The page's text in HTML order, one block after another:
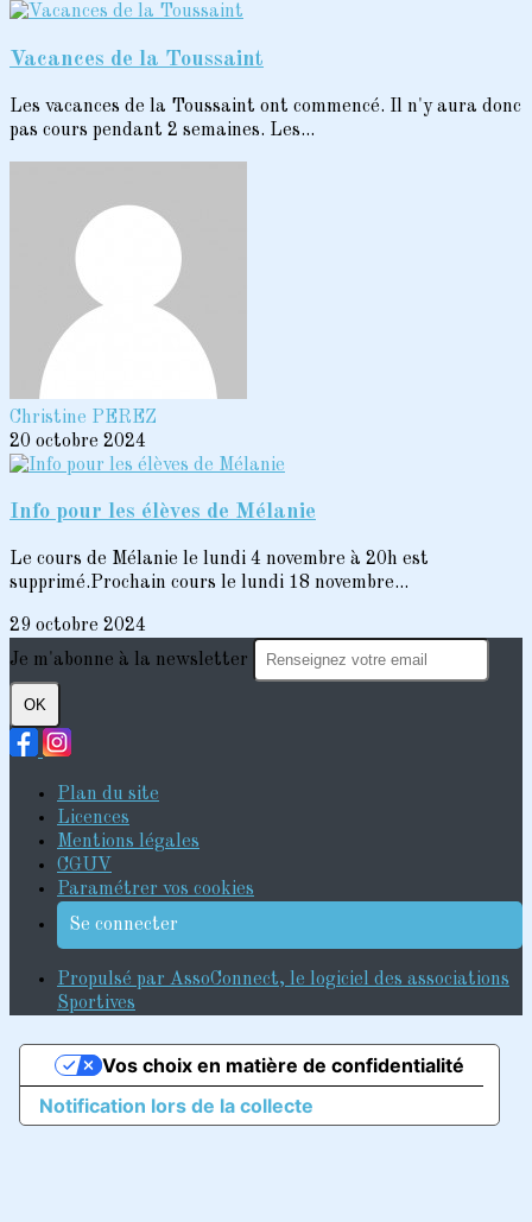
Vacances de la Toussaint
Les vacances de la Toussaint ont commencé. Il n'y aura donc
pas cours pendant 2 semaines. Les...
Christine PEREZ
20 octobre 2024
Info pour les élèves de Mélanie
Le cours de Mélanie le lundi 4 novembre à 20h est
supprimé.Prochain cours le lundi 18 novembre...
29 octobre 2024
Je m'abonne à la newsletter
OK
Plan du site
Licences
Mentions légales
CGUV
Paramétrer vos cookies
Se connecter
Propulsé par AssoConnect, le logiciel des associations
Sportives
Notification lors de la collecte
Vos choix en matière de confidentialité